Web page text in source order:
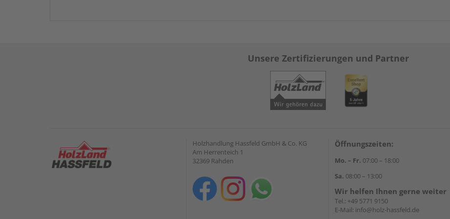
Unsere Zertifizierungen und Partner
Holzhandlung Hassfeld GmbH & Co. KG
Am Herrenteich 1
32369 Rahden
Öffnungszeiten:
Mo. – Fr. 07:00 – 18:00
Sa. 08:00 – 13:00
Wir helfen Ihnen gerne weiter
Tel.: +49 5771 9150
E-Mail: info@holz-hassfeld.de